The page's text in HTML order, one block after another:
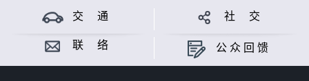
交 通 社 交
联 络 公众回馈